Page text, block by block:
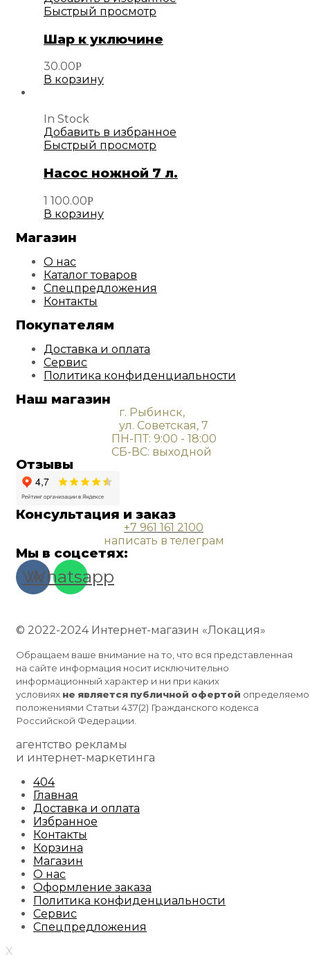
Быстрый просмотр
Шар к уключине
30.00Р
В корзину
In Stock
Добавить в избранное
Быстрый просмотр
Насос ножной 7 л.
1 100.00Р
В корзину
Магазин
О нас
Каталог товаров
Спецпредложения
Контакты
Покупателям
Доставка и оплата
Сервис
Политика конфиденциальности
Наш магазин
г. Рыбинск,
ул. Советская, 7
ПН-ПТ: 9:00 - 18:00
СБ-ВС: выходной
Отзывы
Консультация и заказ
+7 961 161 2100
написать в телеграм
Мы в соцсетях:
Vk
Whatsapp
© 2022-2024 Интернет-магазин «Локация»
Обращаем ваше внимание на то, что вся представленная
на сайте информация носит исключительно
информационный характер и ни при каких
условиях не является публичной офертой
положениями Статьи 437(2) Гражданского кодекса
Российской Федерации.
агентство рекламы
и интернет-маркетинга
404
Главная
Доставка и оплата
Избранное
Контакты
Корзина
Магазин
О нас
Оформление заказа
Политика конфиденциальности
Сервис
Спецпредложения
X